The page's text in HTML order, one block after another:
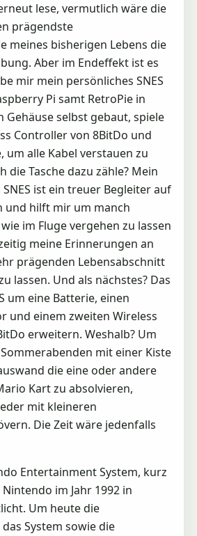
lese, vermutlich wäre die
prägendste
meines bisherigen Lebens die
Aber im Endeffekt ist es
mir mein persönliches SNES
Pi samt RetroPie in
Gehäuse selbst gebaut, spiele
Controller von 8BitDo und
um alle Kabel verstauen zu
die Tasche dazu zähle? Mein
ist ein treuer Begleiter auf
und hilft mir um manch
im Fluge vergehen zu lassen
meine Erinnerungen an
prägenden Lebensabschnitt
lassen. Und als nächstes? Das
um eine Batterie, einen
und einem zweiten Wireless
erweitern. Weshalb? Um
mit einer Kiste
die eine oder andere
Kart zu absolvieren,
mit kleineren
Die Zeit wäre jedenfalls
Entertainment System, kurz
im Jahr 1992 in
Um heute die
System sowie die